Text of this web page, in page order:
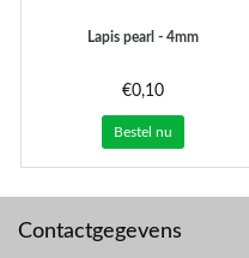
Lapis pearl - 4mm
€0,10
Bestel nu
Contactgegevens